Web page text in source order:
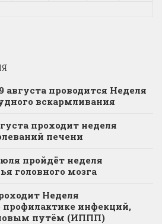
августа проводится Неделя
вскармливания
проходит неделя
печени
пройдёт неделя
головного мозга
Неделя
инфекций,
путём (ИППП)